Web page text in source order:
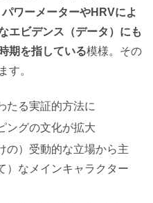
パワーメーターやHRVによ
エビデンス（データ）にも
期を指している模様。その
す。
たる実証的方法に
ングの文化が拡大
の）受動的な立場から主
）なメインキャラクター